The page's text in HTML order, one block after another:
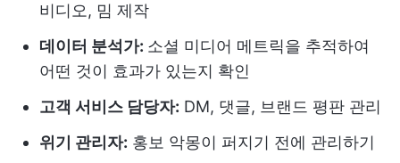
비디오, 밈 제작
데이터 분석가: 소셜 미디어 메트릭을 추적하여
어떤 것이 효과가 있는지 확인
고객 서비스 담당자: DM, 댓글, 브랜드 평판 관리
위기 관리자: 홍보 악몽이 퍼지기 전에 관리하기